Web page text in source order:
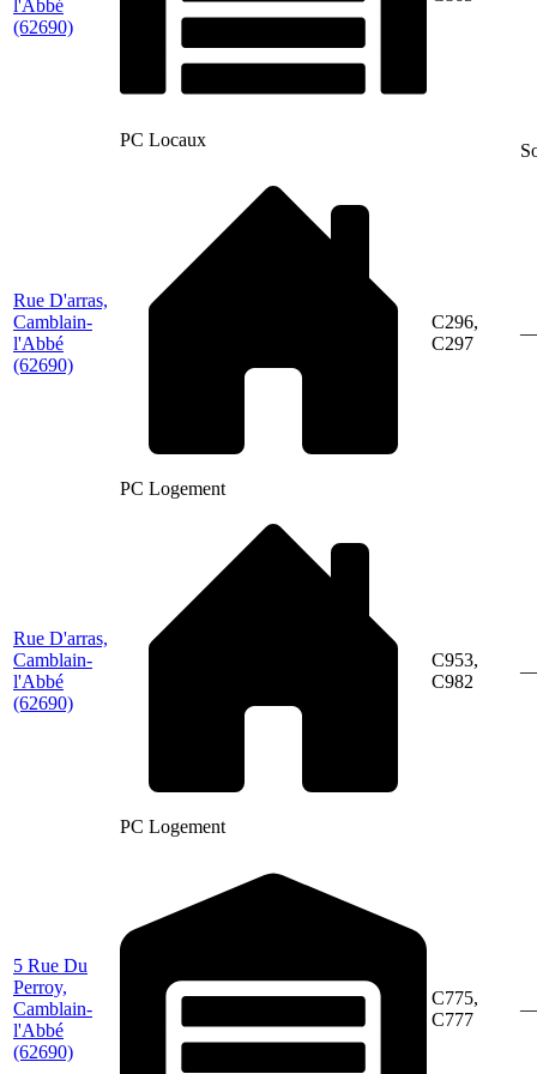
l'Abbé
(62690)
PC Locaux
Rue D'arras,
Camblain-
l'Abbé
(62690)
PC Logement
C296,
C297
Rue D'arras,
Camblain-
l'Abbé
(62690)
PC Logement
C953,
C982
5 Rue Du
Perroy,
Camblain-
l'Abbé
(62690)
C775,
C777